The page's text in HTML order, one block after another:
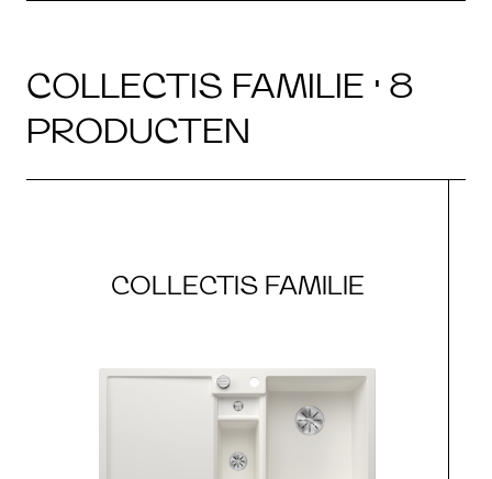
COLLECTIS FAMILIE · 8
PRODUCTEN
COLLECTIS FAMILIE